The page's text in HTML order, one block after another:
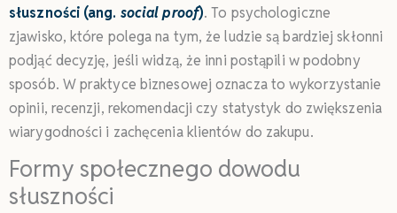
słuszności (ang. social proof). To psychologiczne
zjawisko, które polega na tym, że ludzie są bardziej skłonni
podjąć decyzję, jeśli widzą, że inni postąpili w podobny
sposób. W praktyce biznesowej oznacza to wykorzystanie
opinii, recenzji, rekomendacji czy statystyk do zwiększenia
wiarygodności i zachęcenia klientów do zakupu.
Formy społecznego dowodu
słuszności